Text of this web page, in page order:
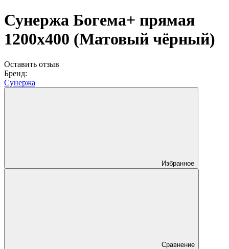
Сунержа Богема+ прямая
1200х400 (Матовый чёрный)
Оставить отзыв
Бренд:
Сунержа
Избранное
Сравнение